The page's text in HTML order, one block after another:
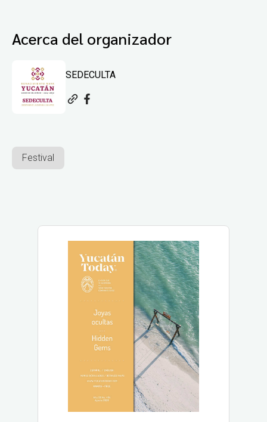
Acerca del organizador
SEDECULTA
Festival